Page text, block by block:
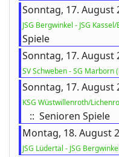
Sonntag, 17. August
JSG Bergwinkel - JSG
Spiele
Sonntag, 17. August
SV Schweben - SG Marborn
Sonntag, 17. August
KSG Wüstwillenroth/
:: Senioren Spiele
Montag, 18. August
JSG Lüdertal - JSG